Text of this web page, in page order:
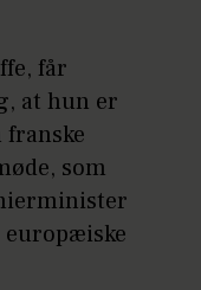
får
at hun er
som